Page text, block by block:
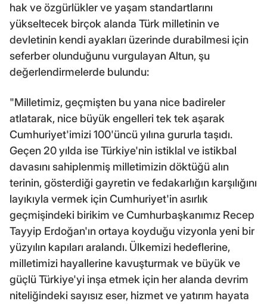
hak ve özgürlükler ve yaşam standartlarını
yükseltecek birçok alanda Türk milletinin ve
devletinin kendi ayakları üzerinde durabilmesi için
seferber olunduğunu vurgulayan Altun, şu
değerlendirmelerde bulundu:
"Milletimiz, geçmişten bu yana nice badireler
atlatarak, nice büyük engelleri tek tek aşarak
Cumhuriyet'imizi 100'üncü yılına gururla taşıdı.
Geçen 20 yılda ise Türkiye'nin istiklal ve istikbal
davasını sahiplenmiş milletimizin döktüğü alın
terinin, gösterdiği gayretin ve fedakarlığın karşılığını
layıkıyla vermek için Cumhuriyet'in asırlık
geçmişindeki birikim ve Cumhurbaşkanımız Recep
Tayyip Erdoğan'ın ortaya koyduğu vizyonla yeni bir
yüzyılın kapıları aralandı. Ülkemizi hedeflerine,
milletimizi hayallerine kavuşturmak ve büyük ve
güçlü Türkiye'yi inşa etmek için her alanda devrim
niteliğindeki sayısız eser, hizmet ve yatırım hayata